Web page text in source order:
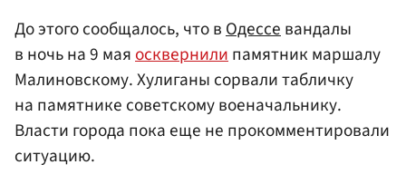
До этого сообщалось, что вОдессевандалы
в ночь на 9 маяосквернилипамятник маршалу
Малиновскому. Хулиганы сорвали табличку
на памятнике советскому военачальнику.
Власти города пока еще не прокомментировали
ситуацию.